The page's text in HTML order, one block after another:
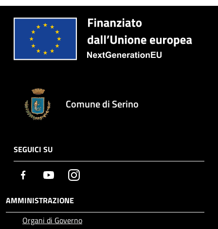
Comune di Serino
SEGUICI SU
Facebook YoutubeInstagram
AMMINISTRAZIONE
Organi di Governo